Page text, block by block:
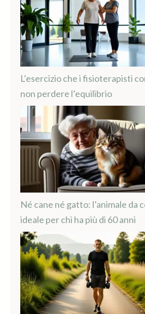
L’esercizio che i fisioterapisti
non perdere l’equilibrio
Né cane né gatto: l’animale da
ideale per chi ha più di 60 anni